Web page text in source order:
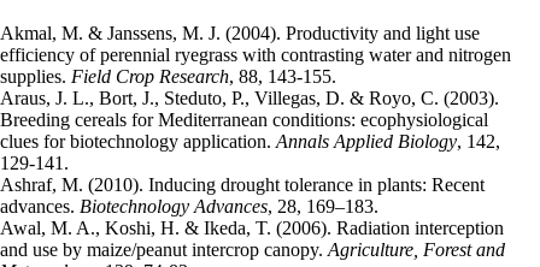
Akmal, M. & Janssens, M. J. (2004). Productivity and light use
efficiency of perennial ryegrass with contrasting water and nitrogen
supplies. Field Crop Research, 88, 143-155.
Araus, J. L., Bort, J., Steduto, P., Villegas, D. & Royo, C. (2003).
Breeding cereals for Mediterranean conditions: ecophysiological
clues for biotechnology application. Annals Applied Biology, 142,
129-141.
Ashraf, M. (2010). Inducing drought tolerance in plants: Recent
advances. Biotechnology Advances, 28, 169–183.
Awal, M. A., Koshi, H. & Ikeda, T. (2006). Radiation interception
and use by maize/peanut intercrop canopy. Agriculture, Forest and